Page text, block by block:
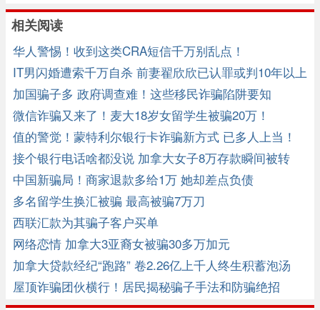
相关阅读
华人警惕！收到这类CRA短信千万别乱点！
IT男闪婚遭索千万自杀 前妻翟欣欣已认罪或判10年以上
加国骗子多 政府调查难！这些移民诈骗陷阱要知
微信诈骗又来了！麦大18岁女留学生被骗20万！
值的警觉！蒙特利尔银行卡诈骗新方式 已多人上当！
接个银行电话啥都没说 加拿大女子8万存款瞬间被转
走！
中国新骗局！商家退款多给1万 她却差点负债
多名留学生换汇被骗 最高被骗7万刀
西联汇款为其骗子客户买单
网络恋情 加拿大3亚裔女被骗30多万加元
加拿大贷款经纪“跑路” 卷2.26亿上千人终生积蓄泡汤
屋顶诈骗团伙横行！居民揭秘骗子手法和防骗绝招